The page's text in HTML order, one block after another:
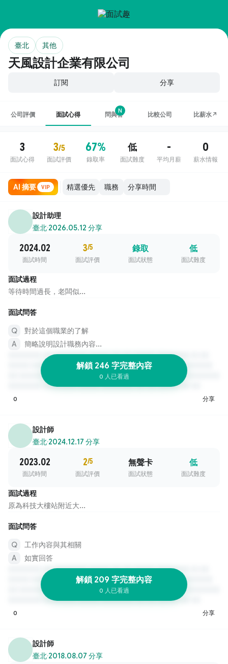
天風設計企業有限公司
臺北 其他
訂閱 分享
公司評價 面試心得 問與答
N
比較公司 比薪水↗
3
面試心得
3/5
面試評價
67%
錄取率
低
面試難度
-
平均月薪
0
薪水情報
AI 摘要 VIP 職務
設計助理
臺北·2026.05.12 分享
2024.02
面試時間
3/5
面試評價
錄取
面試狀態
低
面試難度
面試過程
等待時間過長，老闆似...
面試問答
對於這個職業的了解
簡略說明設計職務內容...
解鎖 246 字完整內容
0 人已看過
0 分享
設計師
臺北·2024.12.17 分享
2023.02
面試時間
2/5
面試評價
無聲卡
面試狀態
低
面試難度
面試過程
原為科技大樓站附近大...
面試問答
工作內容與其相關
如實回答
解鎖 209 字完整內容
0 人已看過
0 分享
設計師
臺北·2018.08.07 分享